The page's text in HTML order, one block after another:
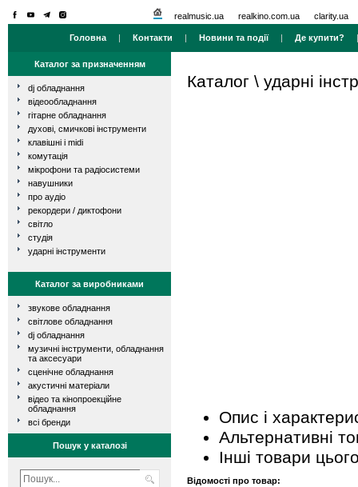
realmusic.ua realkino.com.ua clarity.ua
Головна | Контакти | Новини та події| Де купити?
Каталог за призначенням
dj обладнання
відеообладнання
гітарне обладнання
духові, смичкові інструменти
клавішні і midi
комутація
мікрофони та радіосистеми
навушники
про аудіо
рекордери / диктофони
світло
студія
ударні інструменти
Каталог за виробниками
звукове обладнання
світлове обладнання
dj обладнання
музичні інструменти, обладнання
та аксесуари
сценічне обладнання
акустичні матеріали
відео та кінопроекційне
обладнання
всі бренди
Пошук у каталозі
Каталог \ ударні
Опис і
Альтернативні
Інші товари
Відомості про товар: